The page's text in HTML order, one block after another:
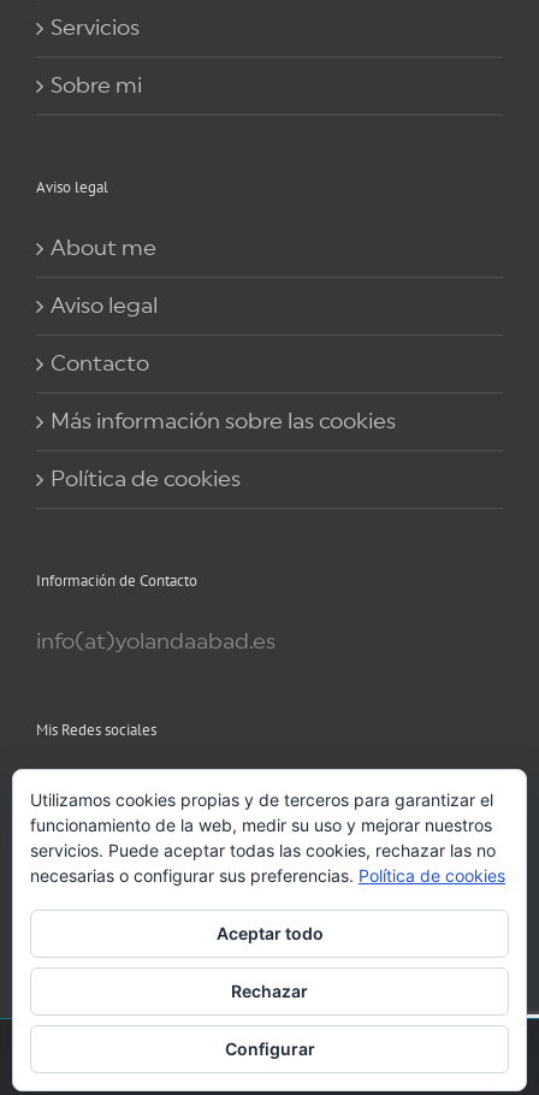
Servicios
Sobre mi
Aviso legal
About me
Aviso legal
Contacto
Más información sobre las cookies
Política de cookies
Información de Contacto
info(at)yolandaabad.es
Mis Redes sociales
© 2017 Yolanda Abad |Reservados todos derechos | Diseño web
indexDesarrollo
Utilizamos cookies propias y de terceros para garantizar el
funcionamiento de la web, medir su uso y mejorar nuestros
servicios. Puede aceptar todas las cookies, rechazar las no
necesarias o configurar sus preferencias. Política de cookies
Aceptar todo
Rechazar
Configurar